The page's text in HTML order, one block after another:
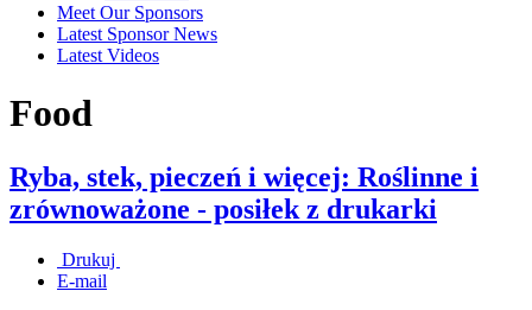
Meet Our Sponsors
Latest Sponsor News
Latest Videos
Food
Ryba, stek, pieczeń i więcej: Roślinne i
zrównoważone - posiłek z drukarki
Drukuj
E-mail